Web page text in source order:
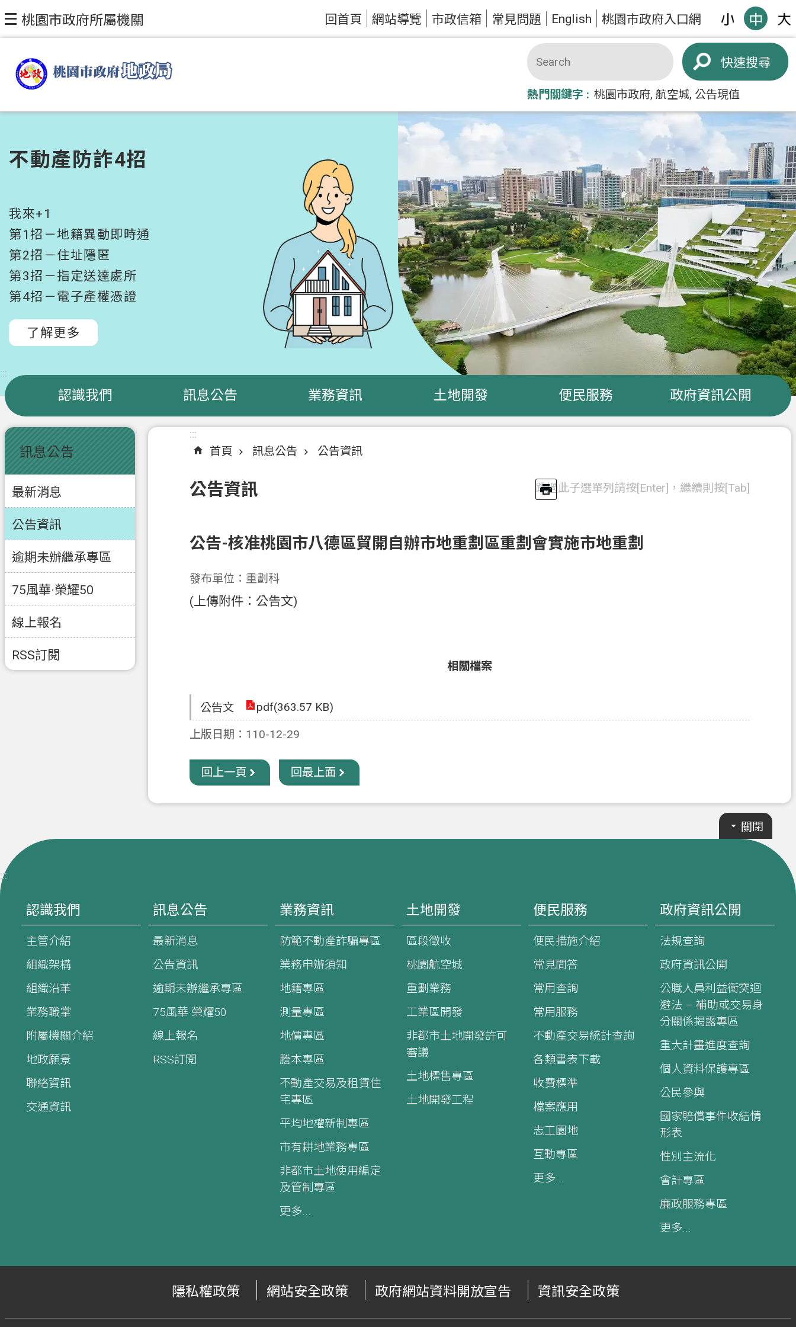
跳到主要內容區塊
桃園市政府所屬機關 回首頁 網站導覽 市政信箱 常見問題 English 桃園市政府入口網
搜尋
熱門關鍵字 桃園市政府 航空城 公告現值
不動產防詐4招
我來+1
第1招－地籍異動即時通
第2招－住址隱匿
第3招－指定送達處所
第4招－電子產權憑證
了解更多
:::
認識我們 訊息公告 業務資訊 土地開發 便民服務 政府資訊公開
:::
訊息公告
最新消息
公告資訊
逾期未辦繼承專區
75風華·榮耀50
線上報名
RSS訂閱
:::
首頁
訊息公告 公告資訊
公告資訊 跳過此子選單列請按[Enter]，繼續則按[Tab]
公告-核准桃園市八德區貿開自辦市地重劃區重劃會實施市地重劃
發布單位：重劃科
(上傳附件：公告文)
相關檔案
公告文
pdf(363.57 KB)
上版日期：110-12-29
回上一頁 回最上面
關閉
:::
認識我們
主管介紹
組織架構
組織沿革
業務職掌
附屬機關介紹
地政願景
聯絡資訊
交通資訊
訊息公告
最新消息
公告資訊
逾期未辦繼承專區
75風華·榮耀50
線上報名
RSS訂閱
業務資訊
防範不動產詐騙專區
業務申辦須知
地籍專區
測量專區
地價專區
謄本專區
不動產交易及租賃住
宅專區
平均地權新制專區
市有耕地業務專區
非都市土地使用編定
及管制專區
更多...
土地開發
區段徵收
桃園航空城
重劃業務
工業區開發
非都市土地開發許可
審議
土地標售專區
土地開發工程
便民服務
便民措施介紹
常見問答
常用查詢
常用服務
不動產交易統計查詢
各類書表下載
收費標準
檔案應用
志工園地
互動專區
更多...
政府資訊公開
法規查詢
政府資訊公開
公職人員利益衝突迴
避法 – 補助或交易身
分關係揭露專區
重大計畫進度查詢
個人資料保護專區
公民參與
國家賠償事件收結情
形表
性別主流化
會計專區
廉政服務專區
更多...
隱私權政策 網站安全政策 政府網站資料開放宣告 資訊安全政策